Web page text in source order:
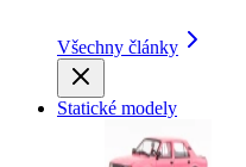
Všechny články
Statické modely